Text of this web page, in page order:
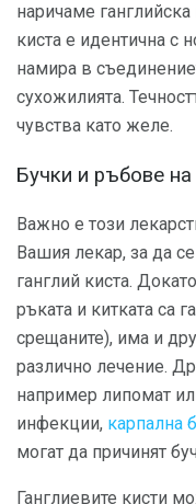
наричаме ганглийска
киста е идентична с
намира в
сухожилията.
чувства като желе.
Бучки и ръбове
Важно е този
Вашия лекар, за да
ганглий киста.
ръката и китката са
срещаните), има и
различно лечение.
например липомат
инфекции, карпална
могат да причинят
Ганглиевите кисти